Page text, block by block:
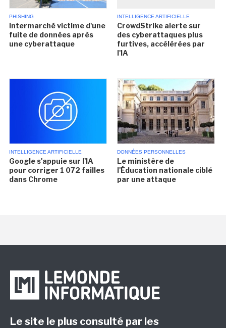
PHISHING
Intermarché victime d'une
fuite de données après
une cyberattaque
INTELLIGENCE ARTIFICIELLE
CrowdStrike alerte sur
des cyberattaques plus
furtives, accélérées par
l'IA
INTELLIGENCE ARTIFICIELLE
Google s'appuie sur l'IA
pour corriger 1 072 failles
dans Chrome
DONNÉES PERSONNELLES
Le ministère de
l'Éducation nationale ciblé
par une attaque
Le site le plus consulté par les